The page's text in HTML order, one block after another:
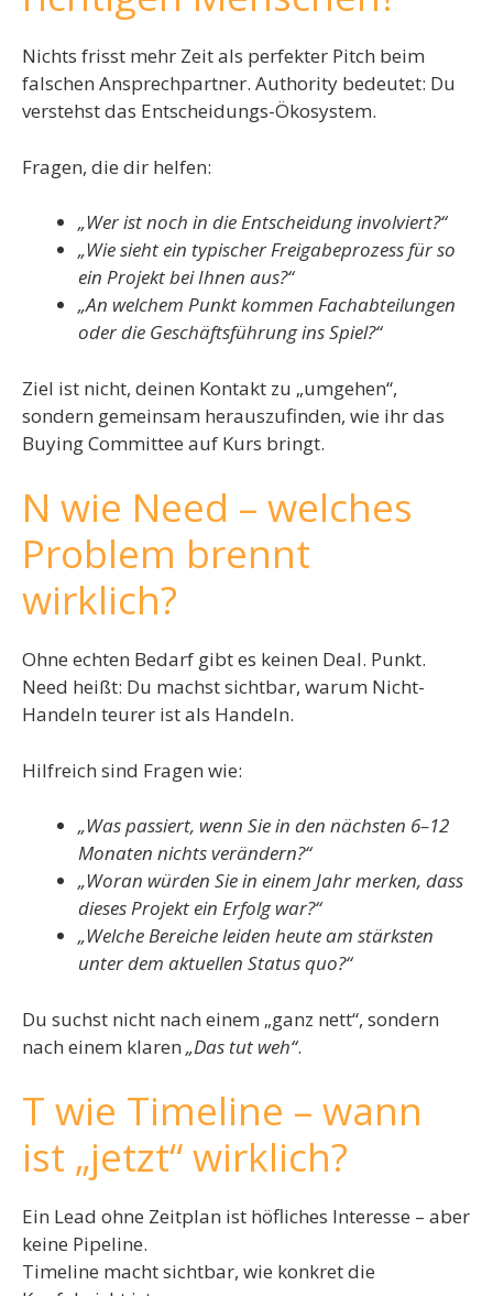
Nichts frisst mehr Zeit als perfekter Pitch beim
falschen Ansprechpartner. Authority bedeutet: Du
verstehst das Entscheidungs-Ökosystem.
Fragen, die dir helfen:
„Wer ist noch in die Entscheidung involviert?“
„Wie sieht ein typischer Freigabeprozess für so
ein Projekt bei Ihnen aus?“
„An welchem Punkt kommen Fachabteilungen
oder die Geschäftsführung ins Spiel?“
Ziel ist nicht, deinen Kontakt zu „umgehen“,
sondern gemeinsam herauszufinden, wie ihr das
Buying Committee auf Kurs bringt.
N wie Need – welches
Problem brennt
wirklich?
Ohne echten Bedarf gibt es keinen Deal. Punkt.
Need heißt: Du machst sichtbar, warum Nicht-
Handeln teurer ist als Handeln.
Hilfreich sind Fragen wie:
„Was passiert, wenn Sie in den nächsten 6–12
Monaten nichts verändern?“
„Woran würden Sie in einem Jahr merken, dass
dieses Projekt ein Erfolg war?“
„Welche Bereiche leiden heute am stärksten
unter dem aktuellen Status quo?“
Du suchst nicht nach einem „ganz nett“, sondern
nach einem klaren „Das tut weh“.
T wie Timeline – wann
ist „jetzt“ wirklich?
Ein Lead ohne Zeitplan ist höfliches Interesse – aber
keine Pipeline.
Timeline macht sichtbar, wie konkret die